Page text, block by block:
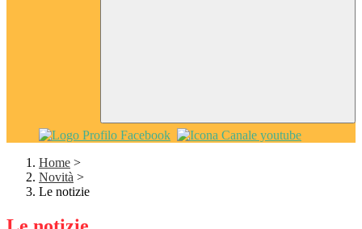
Home >
Novità >
Le notizie